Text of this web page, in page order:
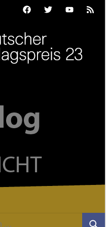
FacebookTwitterYoutubeFeed